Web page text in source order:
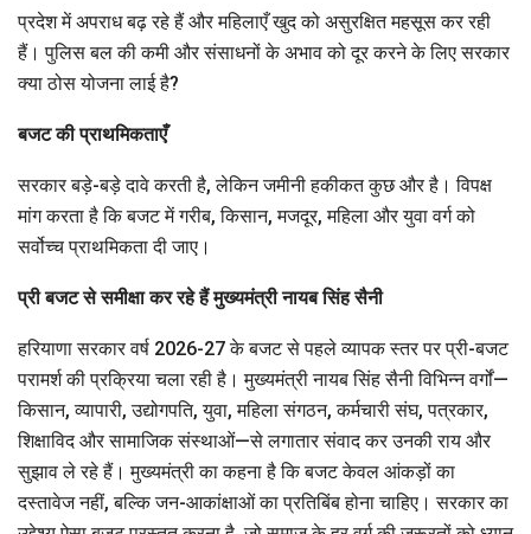
प्रदेश में अपराध बढ़ रहे हैं और महिलाएँ खुद को असुरक्षित महसूस कर रही
हैं। पुलिस बल की कमी और संसाधनों के अभाव को दूर करने के लिए सरकार
क्या ठोस योजना लाई है?
बजट की प्राथमिकताएँ
सरकार बड़े-बड़े दावे करती है, लेकिन जमीनी हकीकत कुछ और है। विपक्ष
मांग करता है कि बजट में गरीब, किसान, मजदूर, महिला और युवा वर्ग को
सर्वोच्च प्राथमिकता दी जाए।
प्री बजट से समीक्षा कर रहे हैं मुख्यमंत्री नायब सिंह सैनी
हरियाणा सरकार वर्ष 2026-27 के बजट से पहले व्यापक स्तर पर प्री-बजट
परामर्श की प्रक्रिया चला रही है। मुख्यमंत्री नायब सिंह सैनी विभिन्न वर्गों—
किसान, व्यापारी, उद्योगपति, युवा, महिला संगठन, कर्मचारी संघ, पत्रकार,
शिक्षाविद और सामाजिक संस्थाओं—से लगातार संवाद कर उनकी राय और
सुझाव ले रहे हैं। मुख्यमंत्री का कहना है कि बजट केवल आंकड़ों का
दस्तावेज नहीं, बल्कि जन-आकांक्षाओं का प्रतिबिंब होना चाहिए। सरकार का